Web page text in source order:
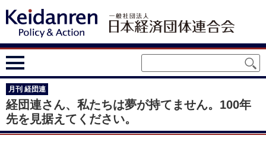
月刊 経団連
経団連さん、私たちは夢が持てません。100年
先を見据えてください。